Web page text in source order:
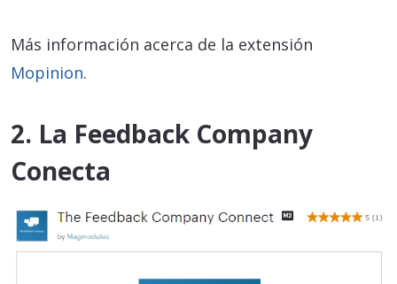
Más información acerca de la extensión
Mopinion.
2. La Feedback Company
Conecta